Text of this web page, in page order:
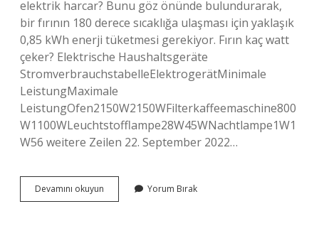
elektrik harcar? Bunu göz önünde bulundurarak,
bir fırının 180 derece sıcaklığa ulaşması için yaklaşık
0,85 kWh enerji tüketmesi gerekiyor. Fırın kaç watt
çeker? Elektrische Haushaltsgeräte
StromverbrauchstabelleElektrogerätMinimale
LeistungMaximale
LeistungOfen2150W2150WFilterkaffeemaschine800
W1100WLeuchtstofflampe28W45WNachtlampe1W1
W56 weitere Zeilen 22. September 2022…
Devamını okuyun
Çok
Yorum Bırak